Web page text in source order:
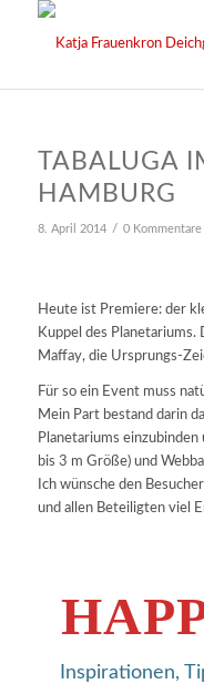
TABALUGA
HAMBURG
8. April 2014 / 0 Kommentare
Heute ist Premiere: der
Kuppel des
Maffay, die Ursprungs-
Für so ein Event muss
Mein Part bestand darin
Planetariums
bis 3 m Größe) und
Ich wünsche den
und allen Beteiligten viel
Inspirationen,